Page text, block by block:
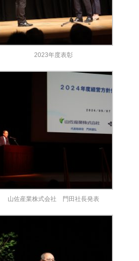
2023年度表彰
山佐産業株式会社 門田社長発表